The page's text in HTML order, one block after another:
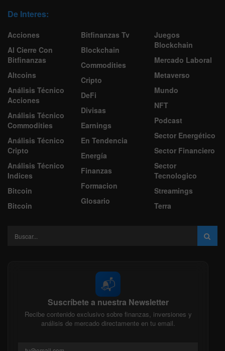
De Interes:
Acciones
Al Cierre Con
Bitfinanzas
Altcoins
Análisis Técnico
Acciones
Análisis Técnico
Commodities
Análisis Técnico
Cripto
Análisis Técnico
Indices
Bitcoin
Bitcoin
Bitfinanzas Tv
Blockchain
Commodities
Cripto
DeFi
Divisas
Earnings
En Tendencia
Energía
Finanzas
Formacion
Glosario
Juegos
Blockchain
Mercado Laboral
Metaverso
Mundo
NFT
Podcast
Sector Energético
Sector Financiero
Sector
Tecnologico
Streamings
Terra
📬
Suscríbete a nuestra Newsletter
Recibe contenido exclusivo sobre finanzas, inversiones y
análisis de mercado directamente en tu email.